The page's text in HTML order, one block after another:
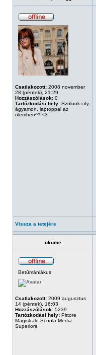
Csatlakozott: 2008 november
28 (péntek), 21:29
Hozzászólások: 0
Tartózkodási hely: Szolnok city,
ágyamon, laptoppal az
ölemben^^ <3
Vissza a tetejére
ukume
Betűmániákus
Csatlakozott: 2009 augusztus
14 (péntek), 16:03
Hozzászólások: 5239
Tartózkodási hely: Pittore
Magistrale Scuola Media
Superiore